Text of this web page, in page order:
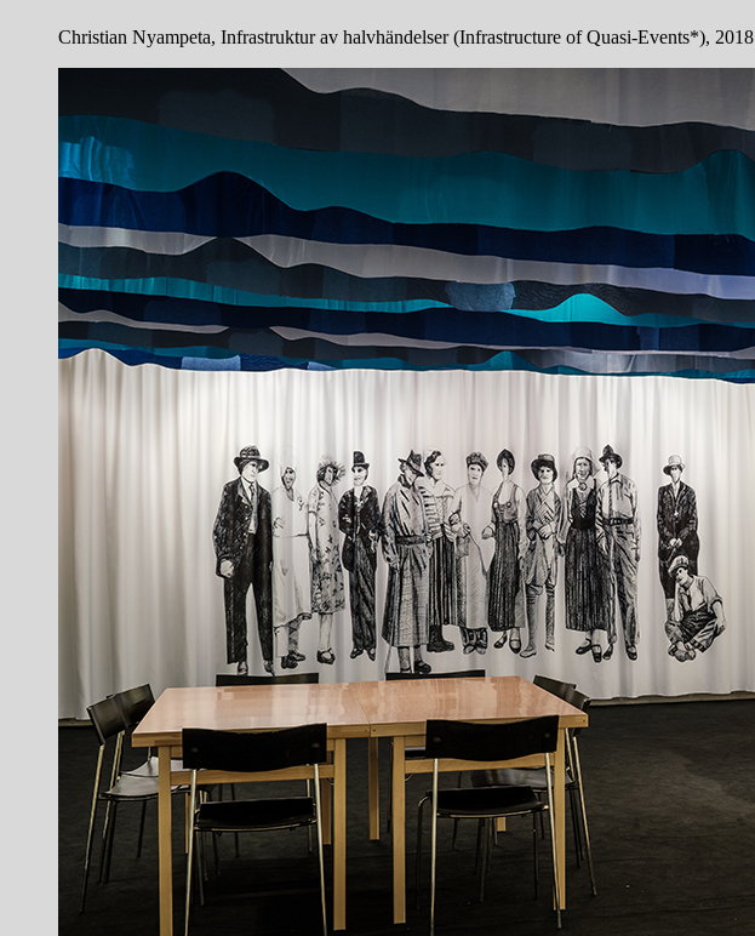
Christian Nyampeta, Infrastruktur av halvhändelser (Infrastructure of Quasi-Events*), 2018